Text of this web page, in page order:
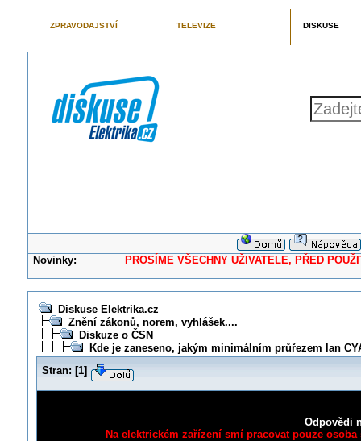
ZPRAVODAJSTVÍ TELEVIZE DISKUSE
Novinky: PROSÍME VŠECHNY UŽIVATELE, PŘED
Diskuse Elektrika.cz
Znění zákonů, norem, vyhlášek....
Diskuze o ČSN
Kde je zaneseno, jakým minimálním průřezem lan
Stran: [1]
Odpovědi
Na elektrickém zařízení smí pracovat pouze